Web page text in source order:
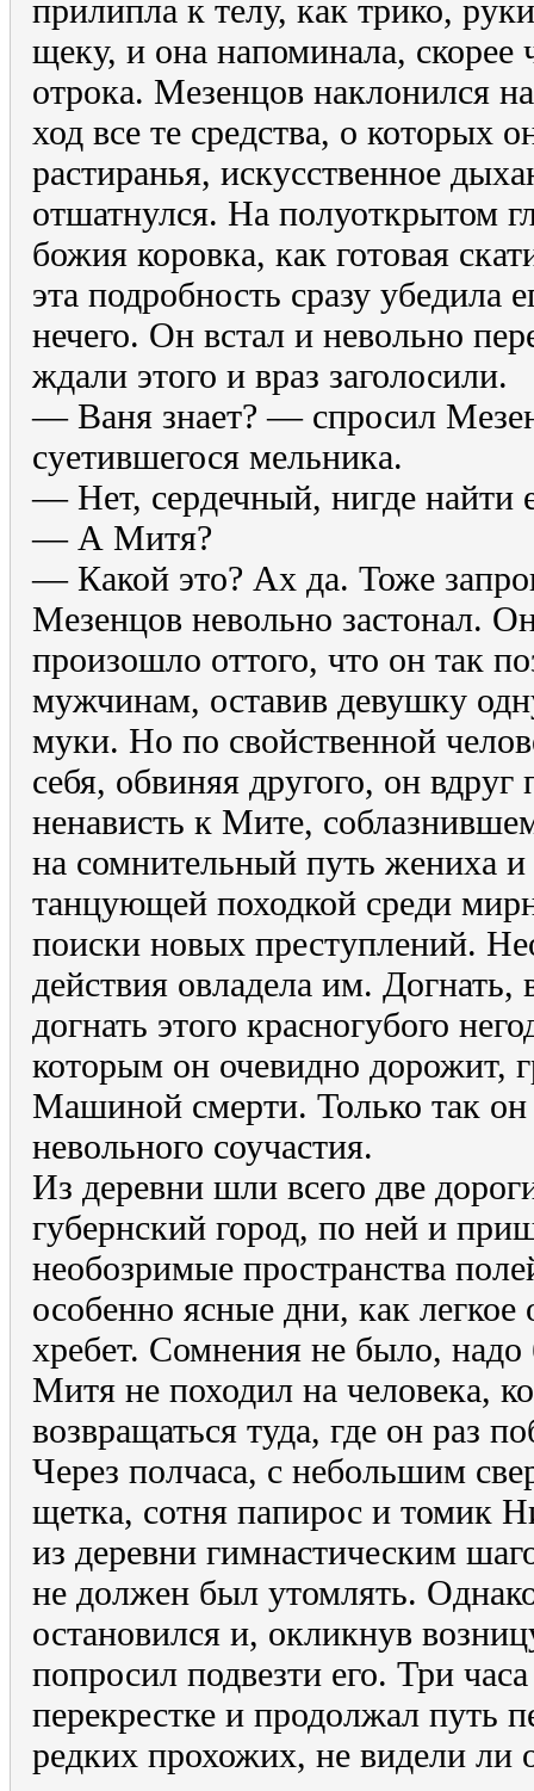
прилипла к телу, как трико,
щеку, и она напоминала,
отрока. Мезенцов наклонился
ход все те средства, о
растиранья, искусственное
отшатнулся. На полуоткрытом
божия коровка, как готовая
эта подробность сразу убедила
нечего. Он встал и невольно
ждали этого и враз заголосили.
— Ваня знает? — спросил
суетившегося мельника.
— Нет, сердечный, нигде найти
— А Митя?
— Какой это? Ах да. Тоже
Мезенцов невольно застонал.
произошло оттого, что он так
мужчинам, оставив девушку
муки. Но по свойственной
себя, обвиняя другого, он
ненависть к Мите,
на сомнительный путь жениха
танцующей походкой среди
поиски новых преступлений.
действия овладела им. Догнать,
догнать этого красногубого
которым он очевидно дорожит,
Машиной смерти. Только так он
невольного соучастия.
Из деревни шли всего две
губернский город, по ней и
необозримые пространства
особенно ясные дни, как легкое
хребет. Сомнения не было,
Митя не походил на человека,
возвращаться туда, где он раз
Через полчаса, с небольшим
щетка, сотня папирос и томик
из деревни гимнастическим
не должен был утомлять.
остановился и, окликнув
попросил подвезти его. Три
перекрестке и продолжал путь
редких прохожих, не видели ли